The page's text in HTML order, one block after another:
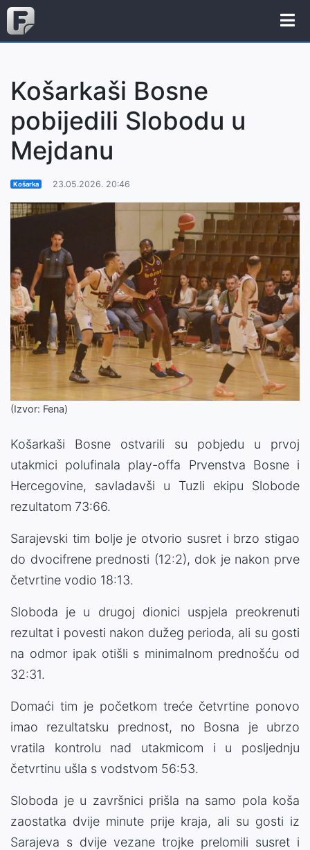
Košarkaši Bosne
pobijedili Slobodu u
Mejdanu
Košarka 23.05.2026. 20:46
(Izvor: Fena)
Košarkaši Bosne ostvarili su pobjedu u prvoj
utakmici polufinala play-offa Prvenstva Bosne i
Hercegovine, savladavši u Tuzli ekipu Slobode
rezultatom 73:66.
Sarajevski tim bolje je otvorio susret i brzo stigao
do dvocifrene prednosti (12:2), dok je nakon prve
četvrtine vodio 18:13.
Sloboda je u drugoj dionici uspjela preokrenuti
rezultat i povesti nakon dužeg perioda, ali su gosti
na odmor ipak otišli s minimalnom prednošću od
32:31.
Domaći tim je početkom treće četvrtine ponovo
imao rezultatsku prednost, no Bosna je ubrzo
vratila kontrolu nad utakmicom i u posljednju
četvrtinu ušla s vodstvom 56:53.
Sloboda je u završnici prišla na samo pola koša
zaostatka dvije minute prije kraja, ali su gosti iz
Sarajeva s dvije vezane trojke prelomili susret i